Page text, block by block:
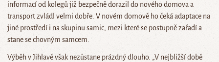
informací od kolegů již bezpečně dorazil do nového domova a
transport zvládl velmi dobře. V novém domově ho čeká adaptace na
jiné prostředí i na skupinu samic, mezi které se postupně zařadí a
stane se chovným samcem.
Výběh v Jihlavě však nezůstane prázdný dlouho. „V nejbližší době